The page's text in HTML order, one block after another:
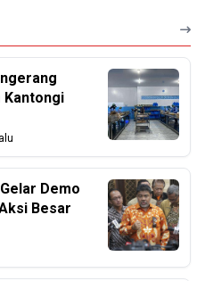
Kantongi
Demo
Besar